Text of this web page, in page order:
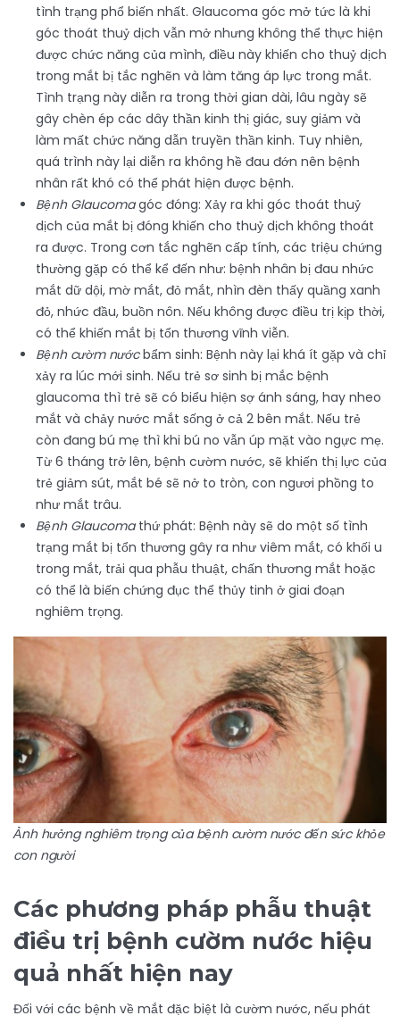
tình trạng phổ biến nhất. Glaucoma góc mở tức là khi
góc thoát thuỷ dịch vẫn mở nhưng không thể thực hiện
được chức năng của mình, điều này khiến cho thuỷ dịch
trong mắt bị tắc nghẽn và làm tăng áp lực trong mắt.
Tình trạng này diễn ra trong thời gian dài, lâu ngày sẽ
gây chèn ép các dây thần kinh thị giác, suy giảm và
làm mất chức năng dẫn truyền thần kinh. Tuy nhiên,
quá trình này lại diễn ra không hề đau đớn nên bệnh
nhân rất khó có thể phát hiện được bệnh.
Bệnh Glaucomagóc đóng: Xảy ra khi góc thoát thuỷ
dịch của mắt bị đóng khiến cho thuỷ dịch không thoát
ra được. Trong cơn tắc nghẽn cấp tính, các triệu chứng
thường gặp có thể kể đến như: bệnh nhân bị đau nhức
mắt dữ dội, mờ mắt, đỏ mắt, nhìn đèn thấy quầng xanh
đỏ, nhức đầu, buồn nôn. Nếu không được điều trị kịp thời,
có thể khiến mắt bị tổn thương vĩnh viễn.
Bệnh cườm nướcbẩm sinh: Bệnh này lại khá ít gặp và chỉ
xảy ra lúc mới sinh. Nếu trẻ sơ sinh bị mắc bệnh
glaucoma thì trẻ sẽ có biểu hiện sợ ánh sáng, hay nheo
mắt và chảy nước mắt sống ở cả 2 bên mắt. Nếu trẻ
còn đang bú mẹ thì khi bú no vẫn úp mặt vào ngực mẹ.
Từ 6 tháng trở lên, bệnh cườm nước, sẽ khiến thị lực của
trẻ giảm sút, mắt bé sẽ nở to tròn, con ngươi phồng to
như mắt trâu.
Bệnh Glaucomathứ phát: Bệnh này sẽ do một số tình
trạng mắt bị tổn thương gây ra như viêm mắt, có khối u
trong mắt, trải qua phẫu thuật, chấn thương mắt hoặc
có thể là biến chứng đục thể thủy tinh ở giai đoạn
nghiêm trọng.
Ảnh hưởng nghiêm trọng của bệnh cườm nước đến sức khỏe
con người
Các phương pháp phẫu thuật
điều trị bệnh cườm nước hiệu
quả nhất hiện nay
Đối với các bệnh về mắt đặc biệt là cườm nước, nếu phát